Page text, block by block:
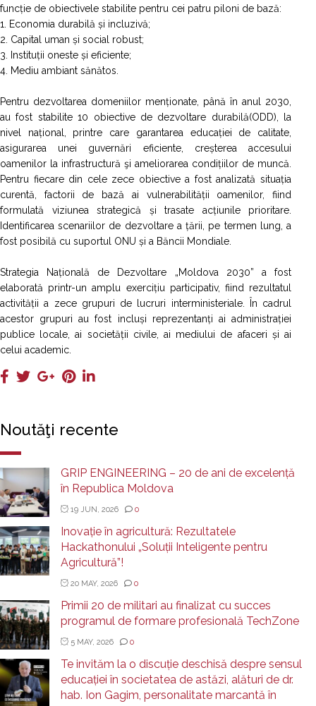
funcție de obiectivele stabilite pentru cei patru piloni de bază:
1. Economia durabilă și incluzivă;
2. Capital uman și social robust;
3. Instituții oneste și eficiente;
4. Mediu ambiant sănătos.
Pentru dezvoltarea domeniilor menționate, până în anul 2030,
au fost stabilite 10 obiective de dezvoltare durabilă(ODD), la
nivel național, printre care garantarea educației de calitate,
asigurarea unei guvernări eficiente, creșterea accesului
oamenilor la infrastructură şi ameliorarea condițiilor de muncă.
Pentru fiecare din cele zece obiective a fost analizată situația
curentă, factorii de bază ai vulnerabilității oamenilor, fiind
formulată viziunea strategică și trasate acțiunile prioritare.
Identificarea scenariilor de dezvoltare a țării, pe termen lung, a
fost posibilă cu suportul ONU și a Băncii Mondiale.
Strategia Națională de Dezvoltare „Moldova 2030” a fost
elaborată printr-un amplu exercițiu participativ, fiind rezultatul
activității a zece grupuri de lucruri interministeriale. În cadrul
acestor grupuri au fost incluși reprezentanți ai administrației
publice locale, ai societății civile, ai mediului de afaceri și ai
celui academic.
Noutăţi recente
GRIP ENGINEERING – 20 de ani de excelență
în Republica Moldova
19 JUN, 2026 0
Inovație în agricultură: Rezultatele
Hackathonului „Soluții Inteligente pentru
Agricultură”!
20 MAY, 2026 0
Primii 20 de militari au finalizat cu succes
programul de formare profesională TechZone
5 MAY, 2026 0
Te invităm la o discuție deschisă despre sensul
educației în societatea de astăzi, alături de dr.
hab. Ion Gagim, personalitate marcantă în